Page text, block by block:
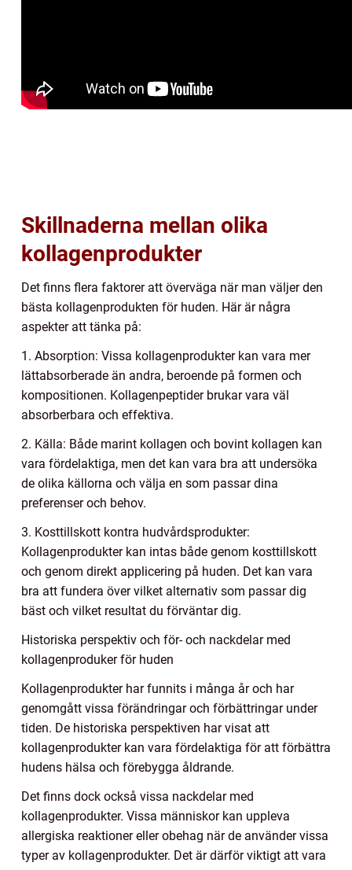
Skillnaderna mellan olika
kollagenprodukter
Det finns flera faktorer att överväga när man väljer den
bästa kollagenprodukten för huden. Här är några
aspekter att tänka på:
1. Absorption: Vissa kollagenprodukter kan vara mer
lättabsorberade än andra, beroende på formen och
kompositionen. Kollagenpeptider brukar vara väl
absorberbara och effektiva.
2. Källa: Både marint kollagen och bovint kollagen kan
vara fördelaktiga, men det kan vara bra att undersöka
de olika källorna och välja en som passar dina
preferenser och behov.
3. Kosttillskott kontra hudvårdsprodukter:
Kollagenprodukter kan intas både genom kosttillskott
och genom direkt applicering på huden. Det kan vara
bra att fundera över vilket alternativ som passar dig
bäst och vilket resultat du förväntar dig.
Historiska perspektiv och för- och nackdelar med
kollagenproduker för huden
Kollagenprodukter har funnits i många år och har
genomgått vissa förändringar och förbättringar under
tiden. De historiska perspektiven har visat att
kollagenprodukter kan vara fördelaktiga för att förbättra
hudens hälsa och förebygga åldrande.
Det finns dock också vissa nackdelar med
kollagenprodukter. Vissa människor kan uppleva
allergiska reaktioner eller obehag när de använder vissa
typer av kollagenprodukter. Det är därför viktigt att vara